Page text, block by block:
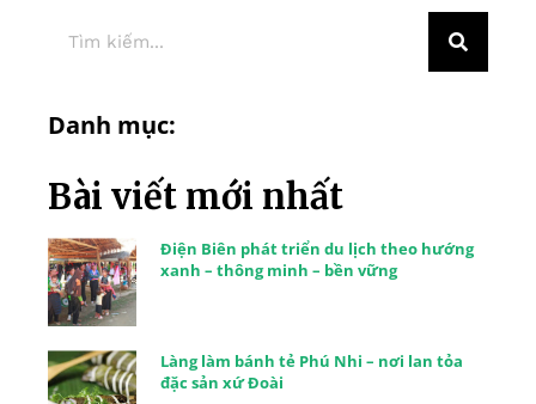
Danh mục:
Bài viết mới nhất
Điện Biên phát triển du lịch theo hướng
xanh – thông minh – bền vững
Làng làm bánh tẻ Phú Nhi – nơi lan tỏa
đặc sản xứ Đoài